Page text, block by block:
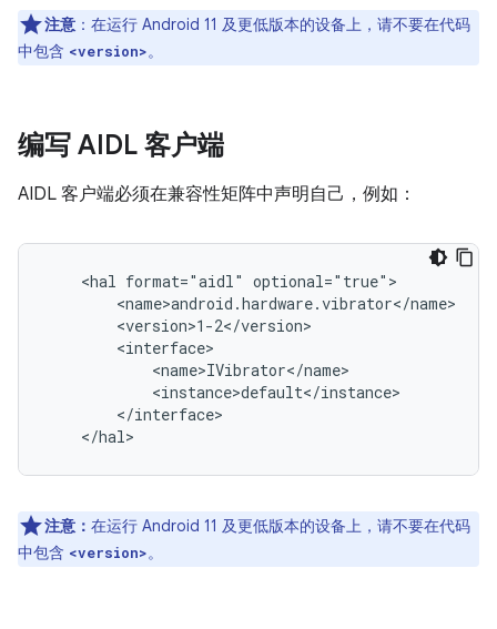
注意 ：在运行 Android 11 及更低版本的设备上，请不要在代码
中包含 <version>。
编写 AIDL 客户端
AIDL 客户端必须在兼容性矩阵中声明自己，例如：
    <hal format="aidl" optional="true">
        <name>android.hardware.vibrator</name>
        <version>1-2</version>
        <interface>
            <name>IVibrator</name>
            <instance>default</instance>
        </interface>
注意： 在运行 Android 11 及更低版本的设备上，请不要在代码
中包含 <version>。